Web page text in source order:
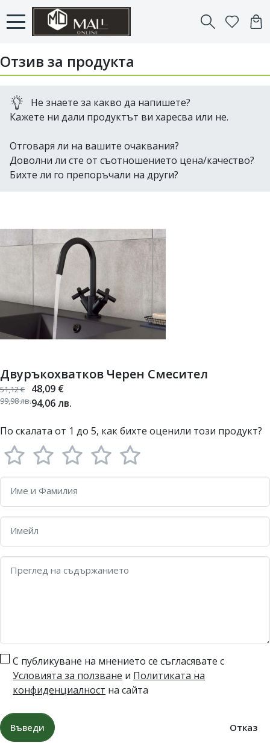
Отзив за продукта
Двуръкохватков Черен Смесител
48,09 €
94,06лв.
51,12€
99,98лв.
По скалата от 1 до 5, как бихте оценили този продукт?
Име и Фамилия
Имейл
Преглед на съдържанието
С публикуване на мнението се съгласявате с
Условията за ползване и Политиката на
конфиденциалност на сайта
Въведи Отказ
Не знаете за какво да напишете?
Кажете ни дали продуктът ви харесва или не.
Отговаря ли на вашите очаквания?
Доволни ли сте от съотношението цена/качество?
Бихте ли го препоръчали на други?